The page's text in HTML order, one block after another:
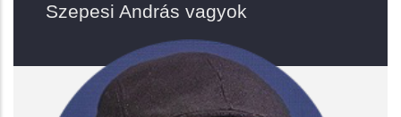
Szepesi András vagyok